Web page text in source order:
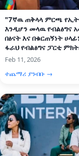
"7ኛዉ ጠቅላላ ምርጫ
እንዲሆን መላዉ የብልፅግና
በፅናት እና በቁርጠኝነት
ፋራህ የብልፅግና ፓርቲ
Feb 11, 2026
ተጨማሪ ያንብቡ →